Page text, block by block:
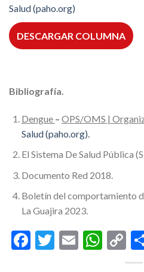
Salud (paho.org)
DESCARGAR COLUMNA
Bibliografía.
Dengue – OPS/OMS |
Salud (paho.org)
El Sistema De Salud Pública
Documento Red 2018.
Boletín del comportamiento
La Guajira 2023.
Facebook
Twitter
Email